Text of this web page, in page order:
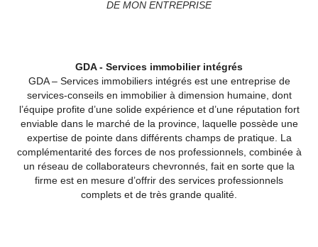
DE MON ENTREPRISE
GDA - Services immobilier intégrés
GDA – Services immobiliers intégrés est une entreprise de
services-conseils en immobilier à dimension humaine, dont
l’équipe profite d’une solide expérience et d’une réputation fort
enviable dans le marché de la province, laquelle possède une
expertise de pointe dans différents champs de pratique. La
complémentarité des forces de nos professionnels, combinée à
un réseau de collaborateurs chevronnés, fait en sorte que la
firme est en mesure d’offrir des services professionnels
complets et de très grande qualité.